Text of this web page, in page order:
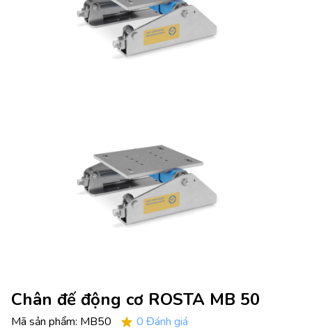
Chân đế động cơ ROSTA MB 50
Mã sản phẩm: MB50 0 Đánh giá